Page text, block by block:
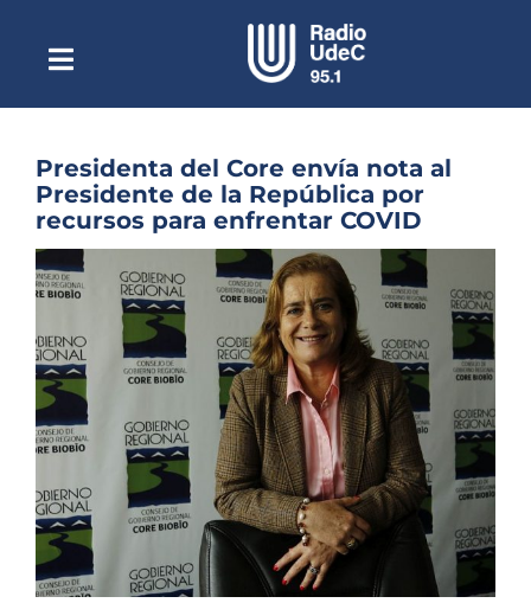
contenidoToggle
NavigationEscuchar Radio UdeC en vivo
Quiénes Somos
Programación
Podcast
Noticias
Reportajes
Columnas
Música Clásica
Especiales
Archivo Sonoro
Presidenta del Core envía nota al
Presidente de la República por
recursos para enfrentar COVID
Ver
imagen
grande